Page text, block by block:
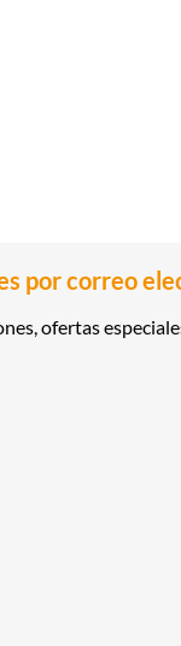
por correo
ofertas